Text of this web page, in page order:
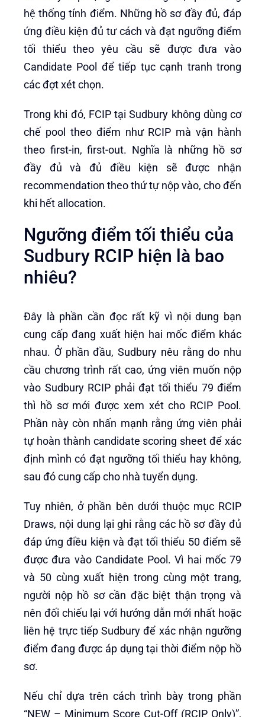
hệ thống tính điểm. Những hồ sơ đầy đủ, đáp
ứng điều kiện đủ tư cách và đạt ngưỡng điểm
tối thiểu theo yêu cầu sẽ được đưa vào
Candidate Pool để tiếp tục cạnh tranh trong
các đợt xét chọn.
Trong khi đó, FCIP tại Sudbury không dùng cơ
chế pool theo điểm như RCIP mà vận hành
theo first-in, first-out. Nghĩa là những hồ sơ
đầy đủ và đủ điều kiện sẽ được nhận
recommendation theo thứ tự nộp vào, cho đến
khi hết allocation.
Ngưỡng điểm tối thiểu của
Sudbury RCIP hiện là bao
nhiêu?
Đây là phần cần đọc rất kỹ vì nội dung bạn
cung cấp đang xuất hiện hai mốc điểm khác
nhau. Ở phần đầu, Sudbury nêu rằng do nhu
cầu chương trình rất cao, ứng viên muốn nộp
vào Sudbury RCIP phải đạt tối thiểu 79 điểm
thì hồ sơ mới được xem xét cho RCIP Pool.
Phần này còn nhấn mạnh rằng ứng viên phải
tự hoàn thành candidate scoring sheet để xác
định mình có đạt ngưỡng tối thiểu hay không,
sau đó cung cấp cho nhà tuyển dụng.
Tuy nhiên, ở phần bên dưới thuộc mục RCIP
Draws, nội dung lại ghi rằng các hồ sơ đầy đủ
đáp ứng điều kiện và đạt tối thiểu 50 điểm sẽ
được đưa vào Candidate Pool. Vì hai mốc 79
và 50 cùng xuất hiện trong cùng một trang,
người nộp hồ sơ cần đặc biệt thận trọng và
nên đối chiếu lại với hướng dẫn mới nhất hoặc
liên hệ trực tiếp Sudbury để xác nhận ngưỡng
điểm đang được áp dụng tại thời điểm nộp hồ
sơ.
Nếu chỉ dựa trên cách trình bày trong phần
“NEW – Minimum Score Cut-Off (RCIP Only)”,